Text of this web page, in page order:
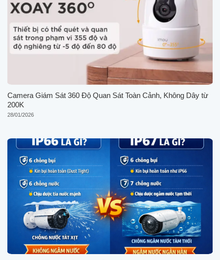
Camera Giám Sát 360 Độ Quan Sát Toàn Cảnh, Không Dây từ
200K
28/01/2026